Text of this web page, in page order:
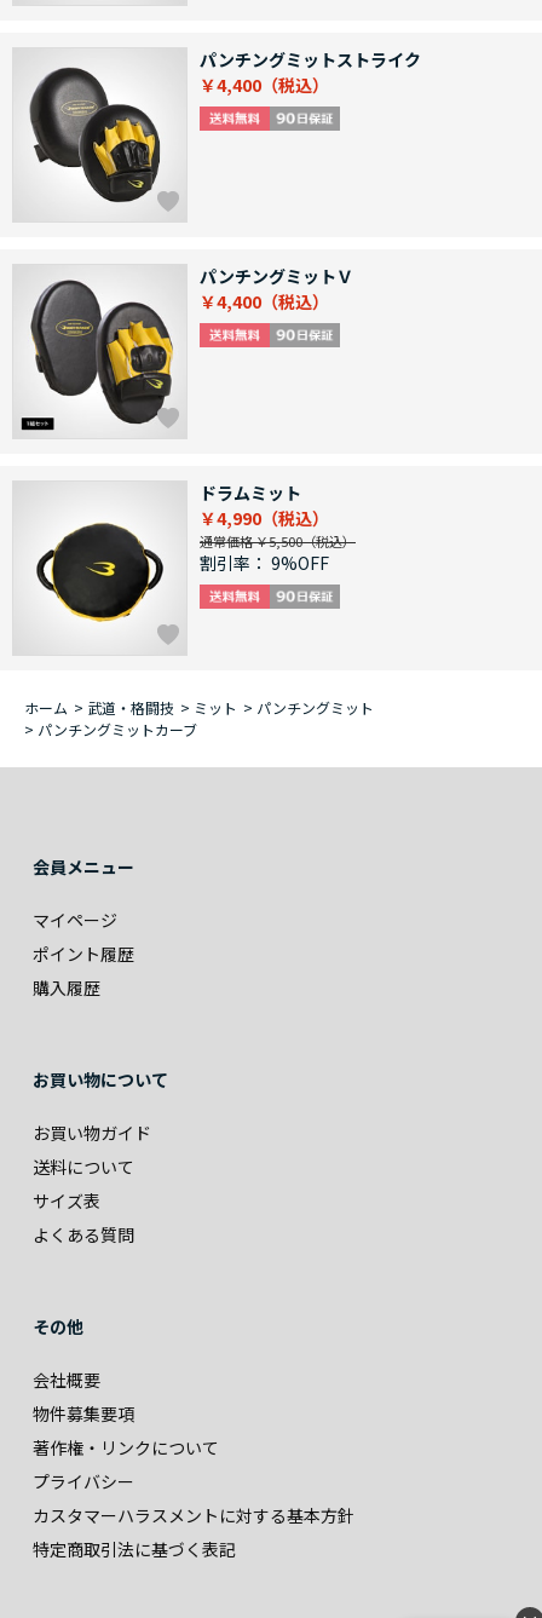
パンチングミットストライク
￥4,400
パンチングミットＶ
￥4,400
ドラムミット
￥4,990
通常価格 ￥5,500
割引率： 9%OFF
ホーム > 武道・格闘技 > ミット > パンチングミット
> パンチングミットカーブ
会員メニュー
マイページ
ポイント履歴
購入履歴
お買い物について
お買い物ガイド
送料について
サイズ表
よくある質問
その他
会社概要
物件募集要項
著作権・リンクについて
プライバシー
カスタマーハラスメントに対する基本方針
特定商取引法に基づく表記